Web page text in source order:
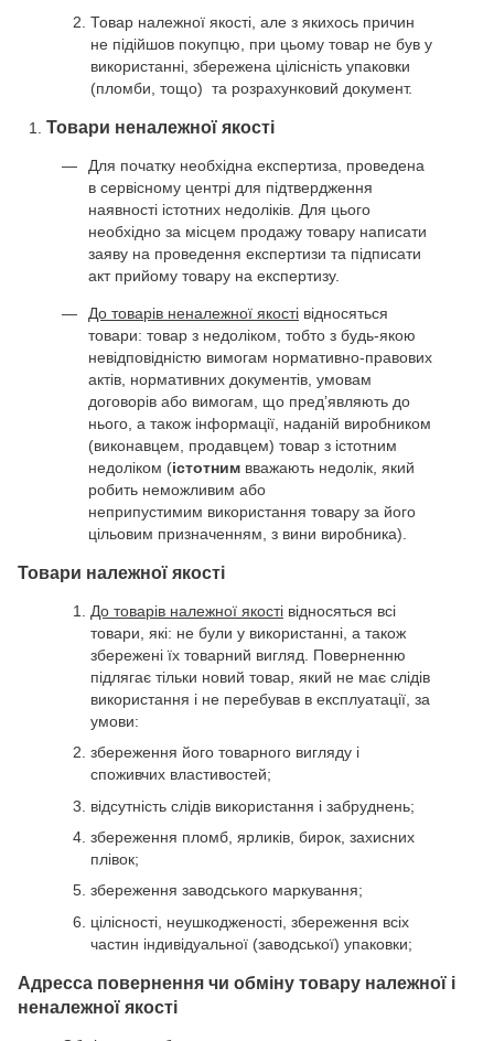
Товар належної якості, але з якихось причин
не підійшов покупцю, при цьому товар не був у
використанні, збережена цілісність упаковки
(пломби, тощо) та розрахунковий документ.
Товари неналежної якості
Для початку необхідна експертиза, проведена
в сервісному центрі для підтвердження
наявності істотних недоліків. Для цього
необхідно за місцем продажу товару написати
заяву на проведення експертизи та підписати
акт прийому товару на експертизу.
До товарів неналежної якості відносяться
товари: товар з недоліком, тобто з будь-якою
невідповідністю вимогам нормативно-правових
актів, нормативних документів, умовам
договорів або вимогам, що пред’являють до
нього, а також інформації, наданій виробником
(виконавцем, продавцем) товар з істотним
недоліком (істотним вважають недолік, який
робить неможливим або
неприпустимим використання товару за його
цільовим призначенням, з вини виробника).
Товари належної якості
До товарів належної якості відносяться всі
товари, які: не були у використанні, а також
збережені їх товарний вигляд. Поверненню
підлягає тільки новий товар, який не має слідів
використання і не перебував в експлуатації, за
умови:
збереження його товарного вигляду і
споживчих властивостей;
відсутність слідів використання і забруднень;
збереження пломб, ярликів, бирок, захисних
плівок;
збереження заводського маркування;
цілісності, неушкодженості, збереження всіх
частин індивідуальної (заводської) упаковки;
Адресса повернення чи обміну товару належної і
неналежної якості